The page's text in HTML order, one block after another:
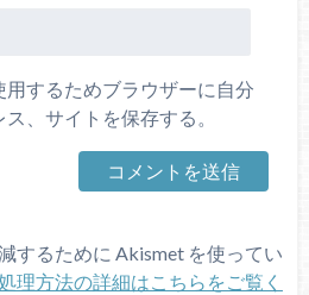
するためブラウザーに自分
、サイトを保存する。
するために Akismet を使ってい
理方法の詳細はこちらをご覧く